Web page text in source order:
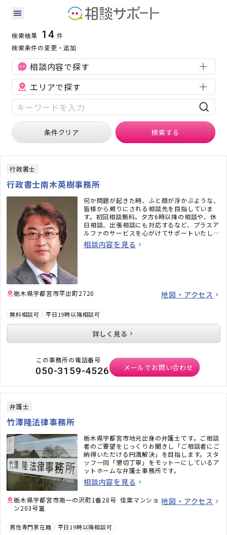
栃木県の離婚・浮気に強い専門家の検索結果
離婚・浮気
検索結果 14 件
検索条件の変更・追加
相談内容で探す
エリアで探す
条件クリア 検索する
行政書士
行政書士南木英樹事務所
何か問題が起きた時、ふと顔が浮かぶような、
皆様から頼りにされる相談先を目指していま
す。初回相談無料。夕方6時以降の相談や、休
日相談、出張相談にも対応するなど、プラスア
ルファのサービスを心がけてサポートいたしま
す。
相談内容を見る
栃木県宇都宮市平出町2720 地図・アクセス
無料相談可 平日19時以降相談可
詳しく見る
この事務所の電話番号
050-3159-4526 メールでお問い合わせ
弁護士
竹澤隆法律事務所
栃木県宇都宮市地元出身の弁護士です。ご相談
者のご要望をじっくりお聞きし「ご相談者にご
納得いただける円満解決」を目指します。スタ
ッフ一同「懇切丁寧」をモットーにしているア
ットホームな弁護士事務所です。
相談内容を見る
栃木県宇都宮市南一の沢町1番28号 佳葉マンショ
ン203号室
地図・アクセス
男性専門家在籍 平日19時以降相談可